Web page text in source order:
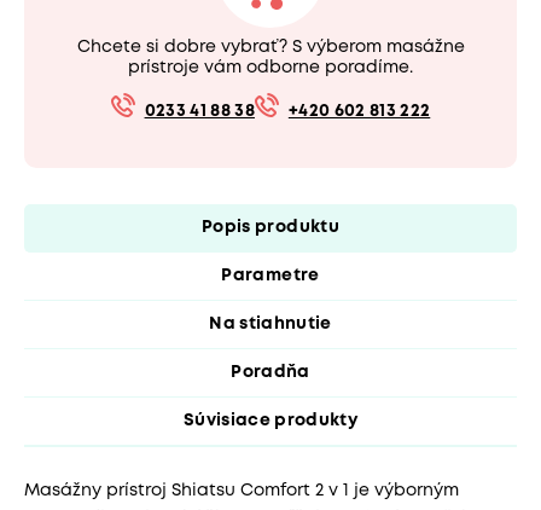
Chcete si dobre vybrať? S výberom masážne
prístroje vám odborne poradíme.
0233 41 88 38 +420 602 813 222
Popis produktu
Parametre
Na stiahnutie
Poradňa
Súvisiace produkty
Masážny prístroj Shiatsu Comfort 2 v 1 je výborným